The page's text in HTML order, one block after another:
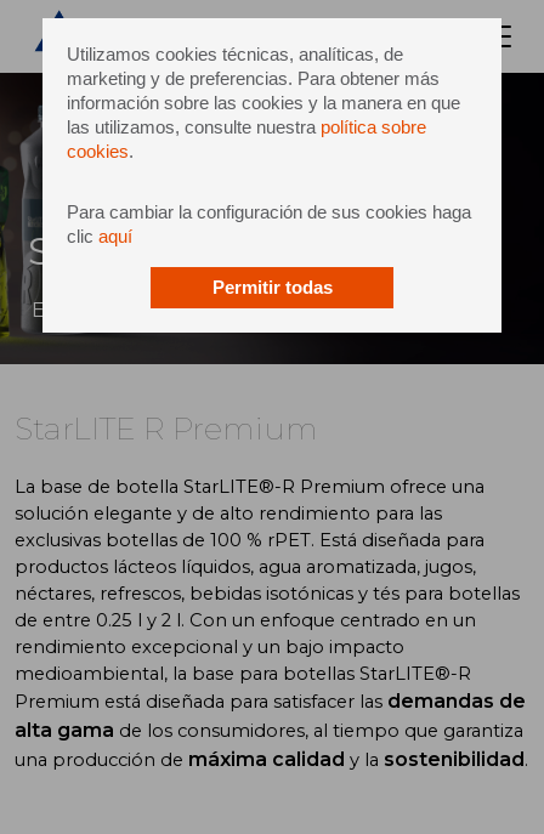
Utilizamos cookies técnicas, analíticas, de
marketing y de preferencias. Para obtener más
información sobre las cookies y la manera en que
las utilizamos, consulte nuestra política sobre
cookies.
Para cambiar la configuración de sus cookies haga
clic aquí
Permitir todas
StarLITE R Premium
Elevar los productos de alta gama
StarLITE R Premium
La base de botella StarLITE®-R Premium ofrece una
solución elegante y de alto rendimiento para las
exclusivas botellas de 100 % rPET. Está diseñada para
productos lácteos líquidos, agua aromatizada, jugos,
néctares, refrescos, bebidas isotónicas y tés para botellas
de entre 0.25 l y 2 l. Con un enfoque centrado en un
rendimiento excepcional y un bajo impacto
medioambiental, la base para botellas StarLITE®-R
Premium está diseñada para satisfacer las demandas de
alta gama de los consumidores, al tiempo que garantiza
una producción de máxima calidad y la sostenibilidad.